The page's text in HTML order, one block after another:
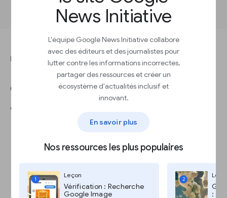
News Initiative
L'équipe Google News Initiative collabore
avec des éditeurs et des journalistes pour
lutter contre les informations incorrectes,
partager des ressources et créer un
écosystème d'actualités inclusif et
innovant.
En savoir plus
Nos ressources les plus populaires
1
Leçon
Vérification : Recherche
Google Image
2
:
RÉPONDEZ À CETTE QUESTION POUR TERMINER LA LEÇON.
Quel pourcentage de lecteurs
active les notifications Web ?
10 à 20 %
5 à 10 %